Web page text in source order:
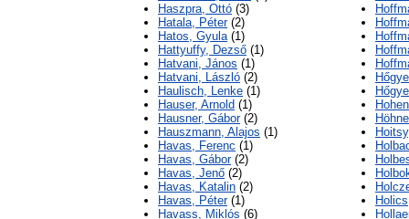
Haszpra, Ottó (3)
Hatala, Péter(2)
Hatos, Gyula(1)
Hattyuffy, Dezső (1)
Hatvani, János (1)
Hatvani, László (2)
Haulisch, Lenke (1)
Hauser, Arnold (1)
Hausner, Gábor(2)
Hauszmann, Alajos (1)
Havas, Ferenc (1)
Havas, Gábor(2)
Havas, Jenő (2)
Havas, Katalin (2)
Havas, Péter(1)
Havass, Miklós (6)